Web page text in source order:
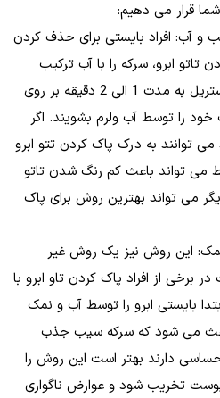
شما قرار می دهیم:
و آب: افراد بایستی برای حذف کردن
تاتو ابرو، سرکه را با آب ترکیب
کنند سپس توسط پنبه یا گاز استریل به مدت 1 الی 2 دقیقه بر روی
خود را توسط آب ولرم بشویند. اگر
می توانند به درک پاک کردن تتو ابرو
می تواند باعث کم رنگ شدن تاتو
می تواند بهترین روش برای پاک
نمک: این روش نیز یک روش غیر
برخی از افراد پاک کردن تاو ابرو با
بایستی ابرو را توسط آب و نمک
می شود که سرکه سیب جذب
دارند بهتر است این روش را
تخریب شود و عوارض ناگواری